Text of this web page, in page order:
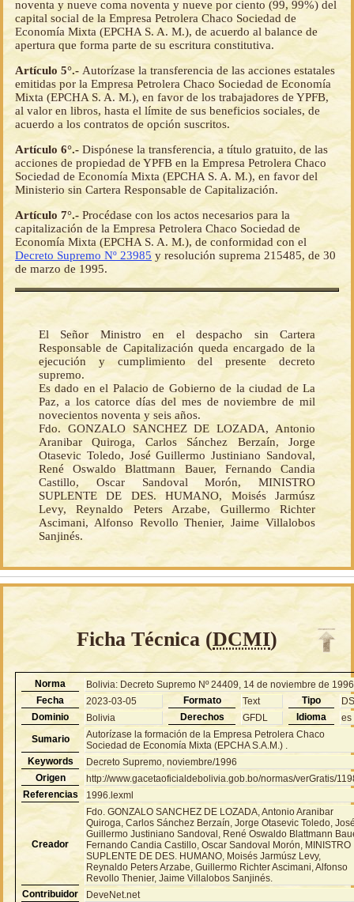
noventa y nueve coma noventa y nueve por ciento (99, 99%) del
capital social de la Empresa Petrolera Chaco Sociedad de
Economía Mixta (EPCHA S. A. M.), de acuerdo al balance de
apertura que forma parte de su escritura constitutiva.
Artículo 5°.- Autorízase la transferencia de las acciones estatales
emitidas por la Empresa Petrolera Chaco Sociedad de Economía
Mixta (EPCHA S. A. M.), en favor de los trabajadores de YPFB,
al valor en libros, hasta el límite de sus beneficios sociales, de
acuerdo a los contratos de opción suscritos.
Artículo 6°.- Dispónese la transferencia, a título gratuito, de las
acciones de propiedad de YPFB en la Empresa Petrolera Chaco
Sociedad de Economía Mixta (EPCHA S. A. M.), en favor del
Ministerio sin Cartera Responsable de Capitalización.
Artículo 7°.- Procédase con los actos necesarios para la
capitalización de la Empresa Petrolera Chaco Sociedad de
Economía Mixta (EPCHA S. A. M.), de conformidad con el
Decreto Supremo Nº 23985 y resolución suprema 215485, de 30
de marzo de 1995.
El Señor Ministro en el despacho sin Cartera
Responsable de Capitalización queda encargado de la
ejecución y cumplimiento del presente decreto
supremo.
Es dado en el Palacio de Gobierno de la ciudad de La
Paz, a los catorce días del mes de noviembre de mil
novecientos noventa y seis años.
Fdo. GONZALO SANCHEZ DE LOZADA, Antonio
Aranibar Quiroga, Carlos Sánchez Berzaín, Jorge
Otasevic Toledo, José Guillermo Justiniano Sandoval,
René Oswaldo Blattmann Bauer, Fernando Candia
Castillo, Oscar Sandoval Morón, MINISTRO
SUPLENTE DE DES. HUMANO, Moisés Jarmúsz
Levy, Reynaldo Peters Arzabe, Guillermo Richter
Ascimani, Alfonso Revollo Thenier, Jaime Villalobos
Sanjinés.
Ficha Técnica (DCMI)
Norma
Bolivia: Decreto Supremo Nº 24409, 14 de noviembre de 1996
Fecha
2023-03-05 Formato Text Tipo
Dominio
Bolivia Derechos GFDL Idioma
es
Sumario
Autorízase la formación de la Empresa Petrolera Chaco
Sociedad de Economía Mixta (EPCHA S.A.M.) .
Keywords
Decreto Supremo, noviembre/1996
Origen
http://www.gacetaoficialdebolivia.gob.bo/normas/verGratis/
Referencias
1996.lexml
Creador
Fdo. GONZALO SANCHEZ DE LOZADA, Antonio Aranibar
Quiroga, Carlos Sánchez Berzaín, Jorge Otasevic Toledo,
Guillermo Justiniano Sandoval, René Oswaldo Blattmann
Fernando Candia Castillo, Oscar Sandoval Morón, MINISTRO
SUPLENTE DE DES. HUMANO, Moisés Jarmúsz Levy,
Reynaldo Peters Arzabe, Guillermo Richter Ascimani, Alfonso
Revollo Thenier, Jaime Villalobos Sanjinés.
Contribuidor
DeveNet.net